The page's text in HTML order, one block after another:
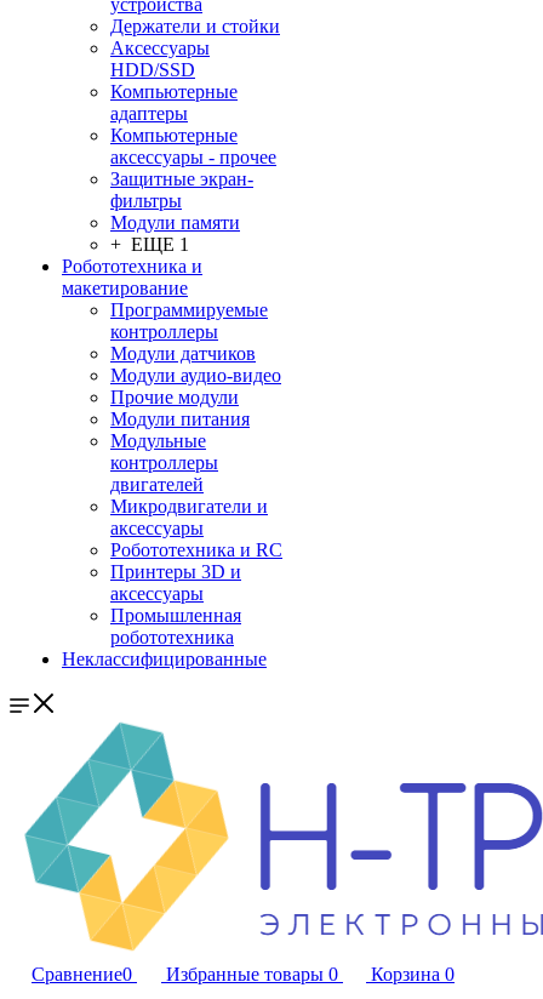
устройства
Держатели и стойки
Аксессуары
HDD/SSD
Компьютерные
адаптеры
Компьютерные
аксессуары - прочее
Защитные экран-
фильтры
Модули памяти
+ ЕЩЕ 1
Робототехника и
макетирование
Программируемые
контроллеры
Модули датчиков
Модули аудио-видео
Прочие модули
Модули питания
Модульные
контроллеры
двигателей
Микродвигатели и
аксессуары
Робототехника и RC
Принтеры 3D и
аксессуары
Промышленная
робототехника
Неклассифицированные
Сравнение0 Избранные товары 0 Корзина 0